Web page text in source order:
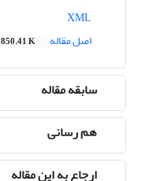
اصل مقاله
850.41 K
سابقه مقاله
هم رسانی
ارجاع به این مقاله